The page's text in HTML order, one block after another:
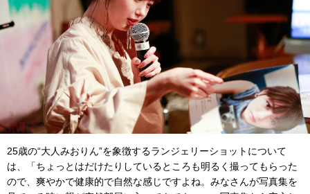
25歳の“大人みおりん”を象徴するランジェリーショットについて
は、「ちょっとはだけたりしているところも明るく撮ってもらった
ので、爽やかで健康的で自然な感じですよね。みなさんが写真集を